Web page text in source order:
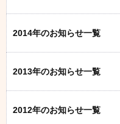
2014年のお知らせ一覧
2013年のお知らせ一覧
2012年のお知らせ一覧